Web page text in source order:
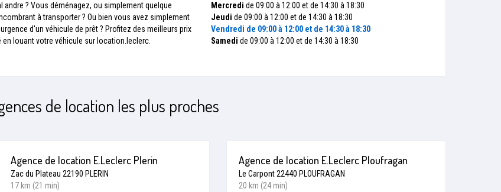
Mercredi de 09:00 à 12:00 et de 14:30 à 18:30
Jeudi de 09:00 à 12:00 et de 14:30 à 18:30
Vendredi de 09:00 à 12:00 et de 14:30 à 18:30
Samedi de 09:00 à 12:00 et de 14:30 à 18:30
andre ? Vous déménagez, ou simplement quelque
à transporter ? Ou bien vous avez simplement
d'un véhicule de prêt ? Profitez des meilleurs prix
en louant votre véhicule sur location.leclerc.
de location les plus proches
Agence de location E.Leclerc Plerin
Zac du Plateau 22190 PLERIN
17 km (21 min)
Agence de location E.Leclerc Ploufragan
Le Carpont 22440 PLOUFRAGAN
20 km (24 min)